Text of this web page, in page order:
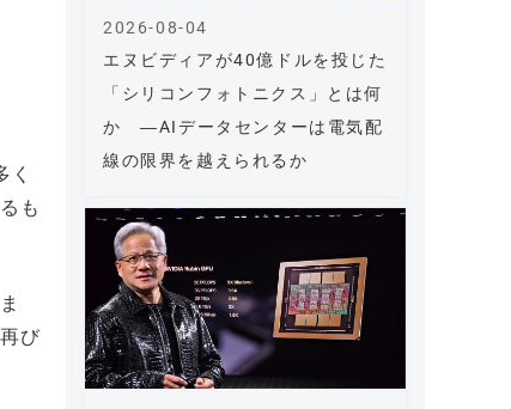
も
び
エヌビディアが40億ドルを投じた
「シリコンフォトニクス」とは何
か ―AIデータセンターは電気配
線の限界を越えられるか
2026-08-04